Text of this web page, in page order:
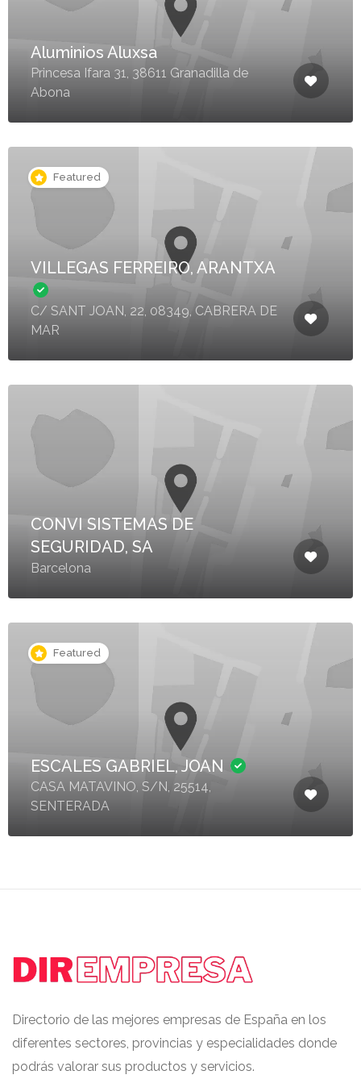
Aluminios Aluxsa
Princesa Ifara 31, 38611 Granadilla de
Abona
Featured
VILLEGAS FERREIRO, ARANTXA
C/ SANT JOAN, 22, 08349, CABRERA DE
MAR
CONVI SISTEMAS DE
SEGURIDAD, SA
Barcelona
Featured
ESCALES GABRIEL, JOAN
CASA MATAVINO, S/N, 25514,
SENTERADA
Directorio de las mejores empresas de España en los
diferentes sectores, provincias y especialidades donde
podrás valorar sus productos y servicios.